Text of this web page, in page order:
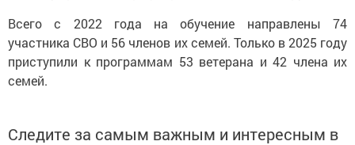
Всего с 2022 года на обучение направлены 74
участника СВО и 56 членов их семей. Только в 2025 году
приступили к программам 53 ветерана и 42 члена их
семей.
Следите за самым важным и интересным в